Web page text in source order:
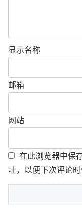
显示名称
邮箱
网站
在此浏览器中保
址，以便下次评论时